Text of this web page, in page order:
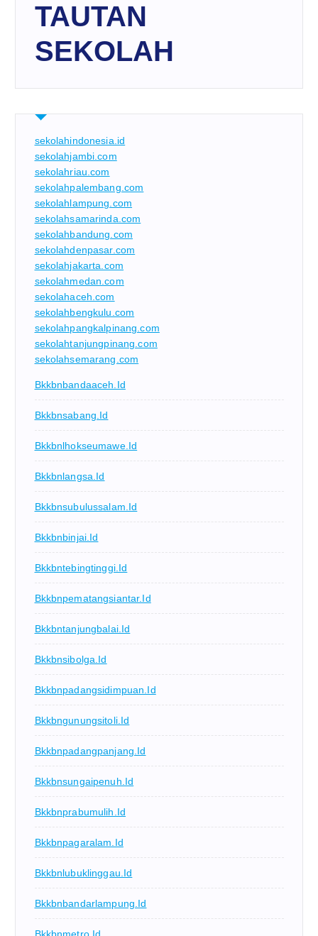
TAUTAN
SEKOLAH
sekolahindonesia.id
sekolahjambi.com
sekolahriau.com
sekolahpalembang.com
sekolahlampung.com
sekolahsamarinda.com
sekolahbandung.com
sekolahdenpasar.com
sekolahjakarta.com
sekolahmedan.com
sekolahaceh.com
sekolahbengkulu.com
sekolahpangkalpinang.com
sekolahtanjungpinang.com
sekolahsemarang.com
Bkkbnbandaaceh.id
Bkkbnsabang.id
Bkkbnlhokseumawe.id
Bkkbnlangsa.id
Bkkbnsubulussalam.id
Bkkbnbinjai.id
Bkkbntebingtinggi.id
Bkkbnpematangsiantar.id
Bkkbntanjungbalai.id
Bkkbnsibolga.id
Bkkbnpadangsidimpuan.id
Bkkbngunungsitoli.id
Bkkbnpadangpanjang.id
Bkkbnsungaipenuh.id
Bkkbnprabumulih.id
Bkkbnpagaralam.id
Bkkbnlubuklinggau.id
Bkkbnbandarlampung.id